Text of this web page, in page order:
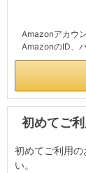
Amazonアカウ
AmazonのID、
初めてご
初めてご利用
い。